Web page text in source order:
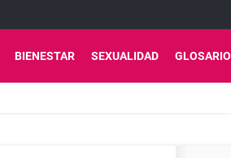
BIENESTAR SEXUALIDAD GLOSARIO